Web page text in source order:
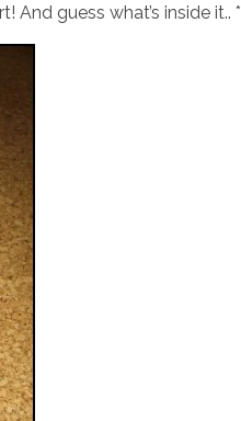
And guess what’s inside it.. *